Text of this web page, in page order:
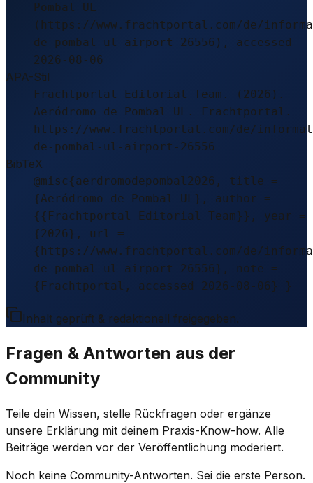
Pombal UL
(https://www.frachtportal.com/de/
de-pombal-ul-airport-26556), accessed
2026-08-06
APA-Stil
Frachtportal Editorial Team. (2026).
Aeródromo de Pombal UL. Frachtportal.
https://www.frachtportal.com/de/
de-pombal-ul-airport-26556
BibTeX
@misc{aerdromodepombal2026, title =
{Aeródromo de Pombal UL}, author =
{{Frachtportal Editorial Team}}, year =
{2026}, url =
{https://www.frachtportal.com/de/
de-pombal-ul-airport-26556}, note =
{Frachtportal, accessed 2026-08-06} }
Inhalt geprüft & redaktionell freigegeben.
Fragen & Antworten aus der
Community
Teile dein Wissen, stelle Rückfragen oder ergänze
unsere Erklärung mit deinem Praxis-Know-how. Alle
Beiträge werden vor der Veröffentlichung moderiert.
Noch keine Community-Antworten. Sei die erste Person.